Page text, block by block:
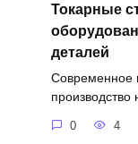
Токарные
деталей
Современное
производство
0 4